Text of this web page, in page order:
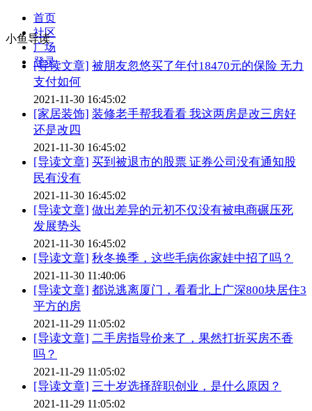
首页
社区
广场
登录
小鱼导读
[导读文章] 被朋友忽悠买了年付18470元的保险 无力
支付如何
2021-11-30 16:45:02
[家居装饰] 装修老手帮我看看 我这两房是改三房好
还是改四
2021-11-30 16:45:02
[导读文章] 买到被退市的股票 证券公司没有通知股
民有没有
2021-11-30 16:45:02
[导读文章] 做出差异的元初不仅没有被电商碾压死
发展势头
2021-11-30 16:45:02
[导读文章] 秋冬换季，这些毛病你家娃中招了吗？
2021-11-30 11:40:06
[导读文章] 都说逃离厦门，看看北上广深800块居住3
平方的房
2021-11-29 11:05:02
[导读文章] 二手房指导价来了，果然打折买房不香
吗？
2021-11-29 11:05:02
[导读文章] 三十岁选择辞职创业，是什么原因？
2021-11-29 11:05:02